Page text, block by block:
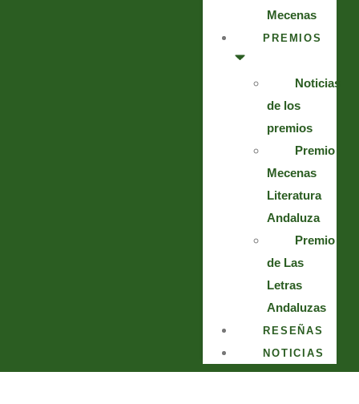
Mecenas
PREMIOS
Noticias
de los
premios
Premio
Mecenas
Literatura
Andaluza
Premio
de Las
Letras
Andaluzas
RESEÑAS
NOTICIAS